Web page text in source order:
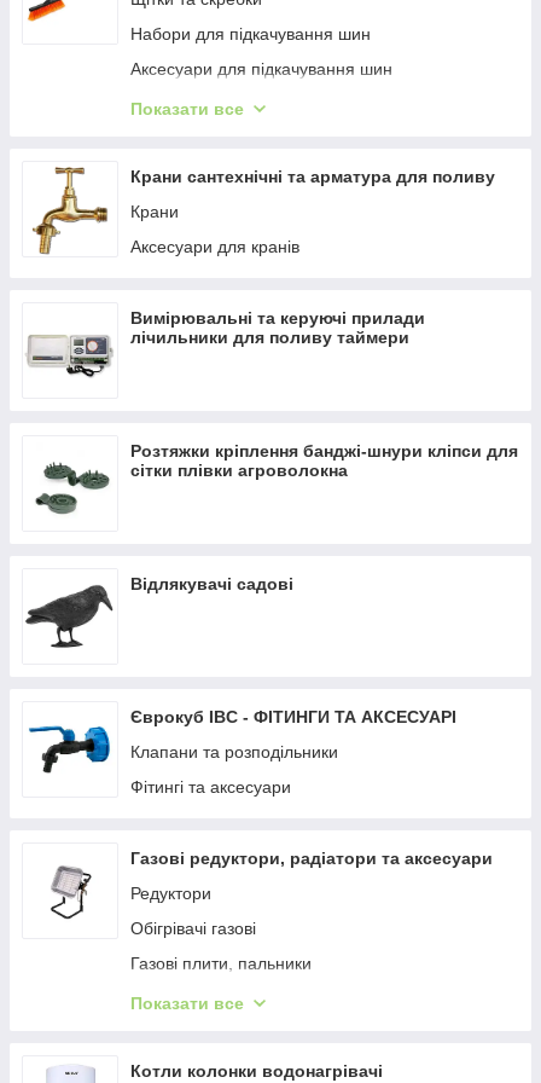
Набори для підкачування шин
Аксесуари для підкачування шин
Каністри та лійки
Показати все
Крани сантехнічні та арматура для поливу
Крани
Аксесуари для кранів
Вимірювальні та керуючі прилади
лічильники для поливу таймери
Розтяжки кріплення банджі-шнури кліпси для
сітки плівки агроволокна
Відлякувачі садові
Єврокуб IBC - ФІТИНГИ ТА АКСЕСУАРІ
Клапани та розподільники
Фітингі та аксесуари
Газові редуктори, радіатори та аксесуари
Редуктори
Обігрівачі газові
Газові плити, пальники
Шланг з конекторами
З'єднувачі, арматура
Показати все
Котли колонки водонагрівачі